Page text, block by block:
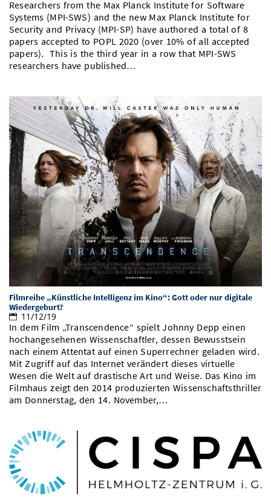
Vom Studium in den Beruf
Study Scheduler
Bibliothek
Open Science/Open Access
Start-ups
IT-Themenabend
Ranking
Zahlen & Fakten
Preise, Auszeichnungen und Förderungen
Kontakt
SIC Merchandise
SIC Podcast
Anfahrt
AnsprechpartnerInnen, Personen, Forschungsgruppen
Alumni
Researchers from the Max Planck Institute for Software
Systems (MPI-SWS) and the new Max Planck Institute for
Security and Privacy (MPI-SP) have authored a total of 8
papers accepted to POPL 2020 (over 10% of all accepted
papers). This is the third year in a row that MPI-SWS
researchers have published…
Filmreihe „Künstliche Intelligenz im Kino“: Gott oder nur digitale
Wiedergeburt?
11/12/19
In dem Film „Transcendence“ spielt Johnny Depp einen
hochangesehenen Wissenschaftler, dessen Bewusstsein
nach einem Attentat auf einen Superrechner geladen wird.
Mit Zugriff auf das Internet verändert dieses virtuelle
Wesen die Welt auf drastische Art und Weise. Das Kino im
Filmhaus zeigt den 2014 produzierten Wissenschaftsthriller
am Donnerstag, den 14. November,…